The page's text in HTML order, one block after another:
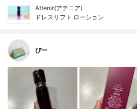
Attenir(アテニア)
ドレスリフト ローション
ぴー